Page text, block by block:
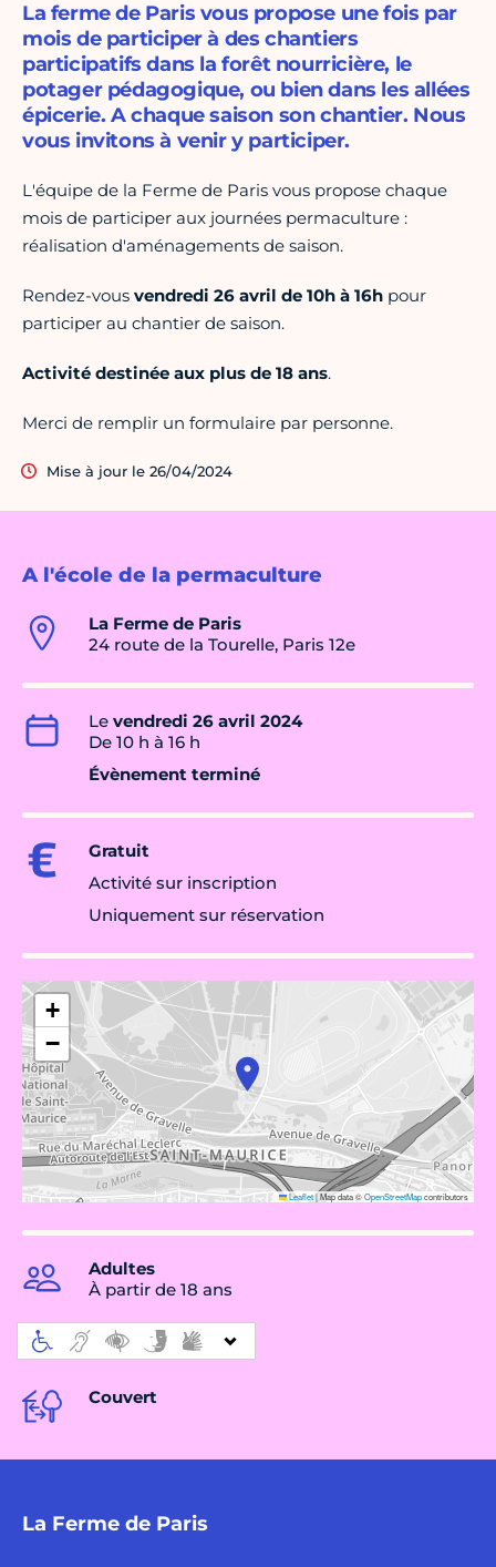
A l'école de la permaculture
La Ferme de Paris
24 route de la Tourelle, Paris 12e
Le vendredi 26 avril 2024
De 10 h à 16 h
Évènement terminé
Gratuit
Activité sur inscription
Uniquement sur réservation
+
−
Leaflet|Map data ©OpenStreetMapcontributors
Adultes
À partir de 18 ans
Couvert
La Ferme de Paris
La ferme de Paris vous propose une fois par
mois de participer à des chantiers
participatifs dans la forêt nourricière, le
potager pédagogique, ou bien dans les allées
épicerie. A chaque saison son chantier. Nous
vous invitons à venir y participer.
L'équipe de la Ferme de Paris vous propose chaque
mois de participer aux journées permaculture :
réalisation d'aménagements de saison.
Rendez-vous vendredi 26 avril de 10h à 16h pour
participer au chantier de saison.
Activité destinée aux plus de 18 ans.
Merci de remplir un formulaire par personne.
Mise à jour le 26/04/2024